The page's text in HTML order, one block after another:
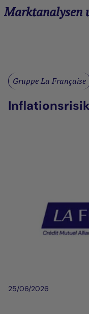
Marktanalysen
Gruppe La Française
25/06/2026